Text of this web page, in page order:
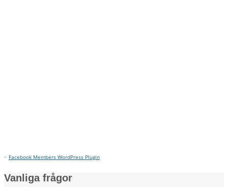
- Facebook Members WordPress Plugin
Vanliga frågor